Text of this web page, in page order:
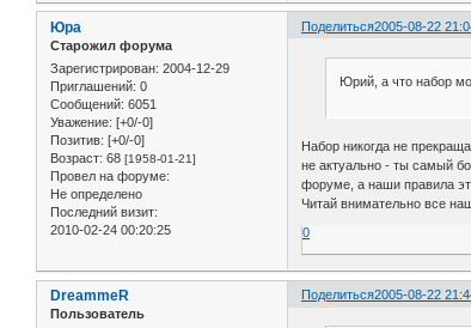
Поделиться2005-08-22
Юра
Старожил форума
Зарегистрирован: 2004-12-29
Приглашений: 0
Сообщений: 6051
Уважение: [+0/-0]
Позитив: [+0/-0]
Возраст: 68 [1958-01-21]
Провел на форуме:
Не определено
Последний визит:
2010-02-24 00:20:25
Юрий, а что набор
Набор никогда не
не актуально - ты самый
форуме, а наши правила
Читай внимательно все
0
Поделиться2005-08-22
DreammeR
Пользователь